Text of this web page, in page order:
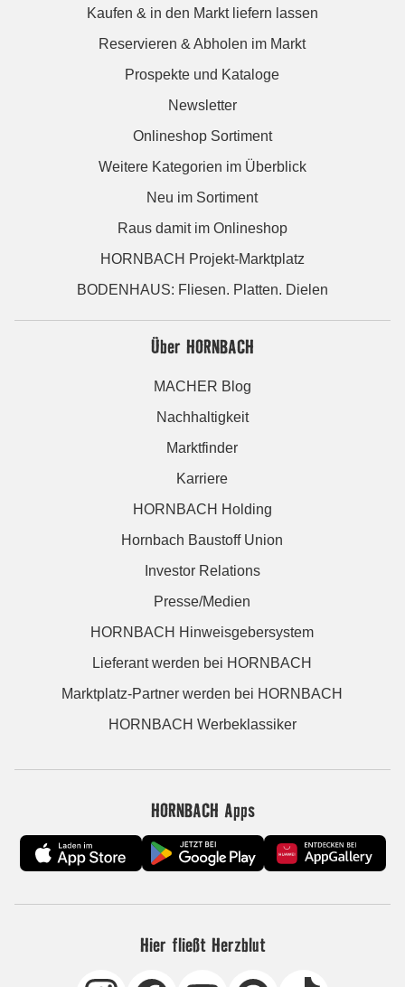
Kaufen & in den Markt liefern lassen
Reservieren & Abholen im Markt
Prospekte und Kataloge
Newsletter
Onlineshop Sortiment
Weitere Kategorien im Überblick
Neu im Sortiment
Raus damit im Onlineshop
HORNBACH Projekt-Marktplatz
BODENHAUS: Fliesen. Platten. Dielen
Über HORNBACH
MACHER Blog
Nachhaltigkeit
Marktfinder
Karriere
HORNBACH Holding
Hornbach Baustoff Union
Investor Relations
Presse/Medien
HORNBACH Hinweisgebersystem
Lieferant werden bei HORNBACH
Marktplatz-Partner werden bei HORNBACH
HORNBACH Werbeklassiker
HORNBACH Apps
Hier fließt Herzblut